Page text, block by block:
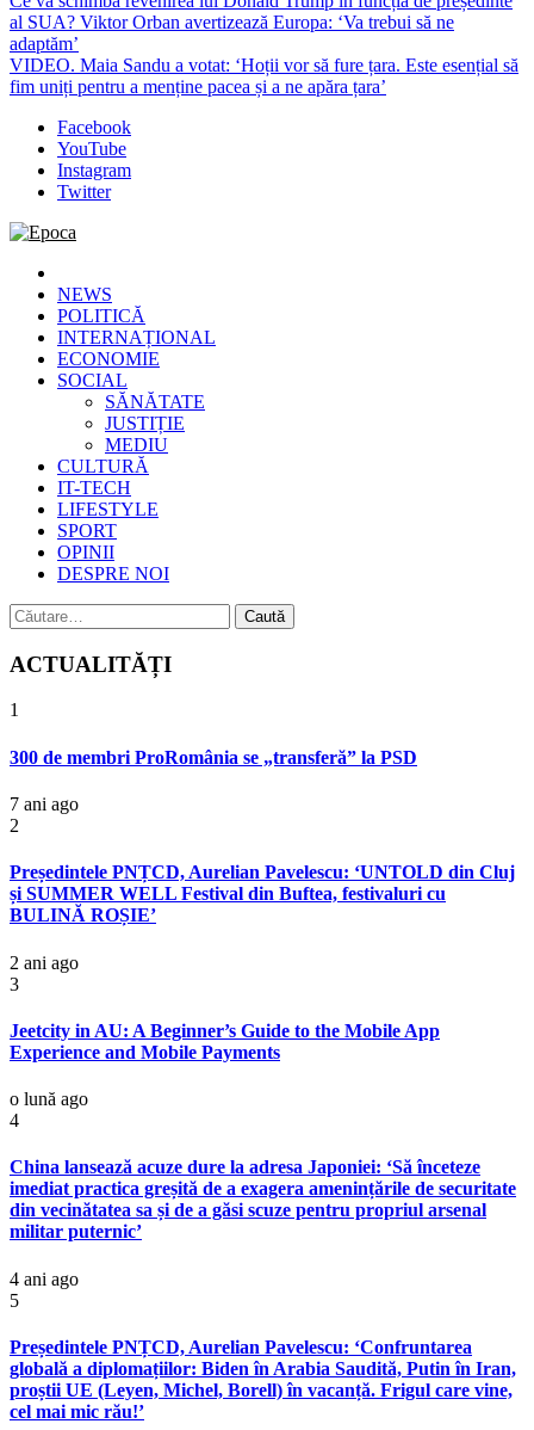
al SUA? Viktor Orban avertizează Europa: ‘Va trebui să ne
adaptăm’
VIDEO. Maia Sandu a votat: ‘Hoții vor să fure țara. Este esențial să
fim uniți pentru a menține pacea și a ne apăra țara’
Facebook
YouTube
Instagram
Twitter
Epoca
Cele mai noi știri online din România
NEWS
POLITICĂ
INTERNAȚIONAL
ECONOMIE
SOCIAL
SĂNĂTATE
JUSTIȚIE
MEDIU
CULTURĂ
IT-TECH
LIFESTYLE
SPORT
OPINII
DESPRE NOI
Caută
după:
ACTUALITĂȚI
1
300 de membri ProRomânia se „transferă” la PSD
7 ani ago
2
Președintele PNȚCD, Aurelian Pavelescu: ‘UNTOLD din Cluj
și SUMMER WELL Festival din Buftea, festivaluri cu
BULINĂ ROȘIE’
2 ani ago
3
Jeetcity in AU: A Beginner’s Guide to the Mobile App
Experience and Mobile Payments
o lună ago
4
China lansează acuze dure la adresa Japoniei: ‘Să înceteze
imediat practica greșită de a exagera amenințările de securitate
din vecinătatea sa și de a găsi scuze pentru propriul arsenal
militar puternic’
4 ani ago
5
Președintele PNȚCD, Aurelian Pavelescu: ‘Confruntarea
globală a diplomațiilor: Biden în Arabia Saudită, Putin în Iran,
proștii UE (Leyen, Michel, Borell) în vacanță. Frigul care vine,
cel mai mic rău!’